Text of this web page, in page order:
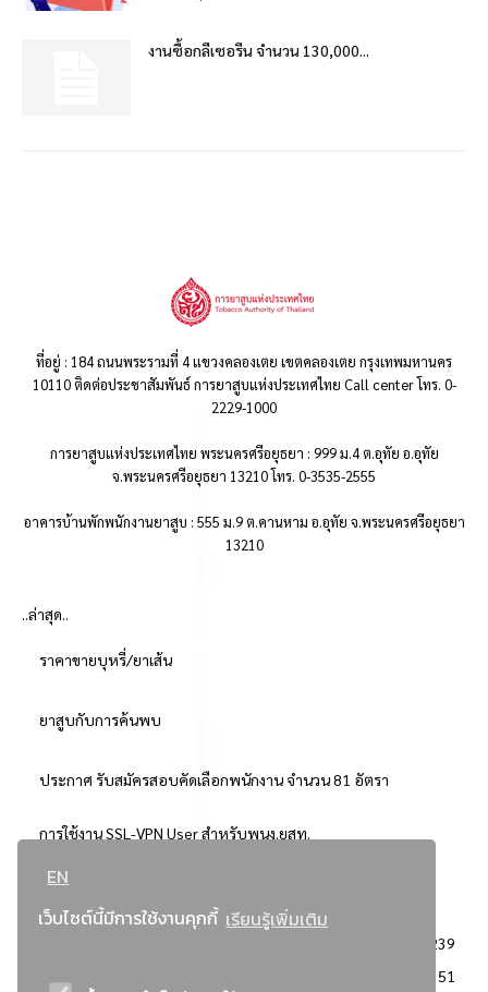
EN
เว็บไซต์นี้มีการใช้งานคุกกี้ เรียนรู้เพิ่มเติม
งานซื้อกลีเซอรีน จำนวน 130,000...
ที่อยู่ : 184 ถนนพระรามที่ 4 แขวงคลองเตย เขตคลองเตย กรุงเทพมหานคร
10110 ติดต่อประชาสัมพันธ์ การยาสูบแห่งประเทศไทย Call center โทร. 0-
2229-1000
การยาสูบแห่งประเทศไทย พระนครศรีอยุธยา : 999 ม.4 ต.อุทัย อ.อุทัย
จ.พระนครศรีอยุธยา 13210 โทร. 0-3535-2555
อาคารบ้านพักพนักงานยาสูบ : 555 ม.9 ต.คานหาม อ.อุทัย จ.พระนครศรีอยุธยา
13210
..ล่าสุด..
ราคาขายบุหรี่/ยาเส้น
ยาสูบกับการค้นพบ
ประกาศ รับสมัครสอบคัดเลือกพนักงาน จำนวน 81 อัตรา
การใช้งาน SSL-VPN User สำหรับพนง.ยสท.
..ยอดนิยม..
3239
2351